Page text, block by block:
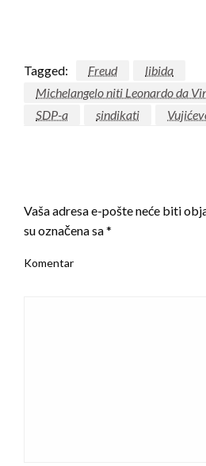
Tagged: Freud
libida
Michelangelo niti Leonardo da
SDP-a
sindikati
Vaša adresa e-pošte neće biti
su označena sa*
Komentar